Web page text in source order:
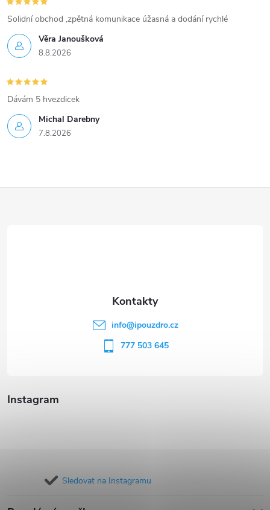
Věra Janoušková
8.8.2026
Solidní obchod ,zpětná komunikace úžasná a dodání rychlé
Michal Darebny
7.8.2026
Dávám 5 hvezdicek
Instagram
Sledovat na Instagramu
info@ipouzdro.cz
777 503 645